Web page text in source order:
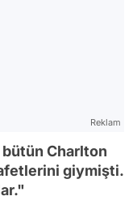
Reklam
Charlton
giymişti.